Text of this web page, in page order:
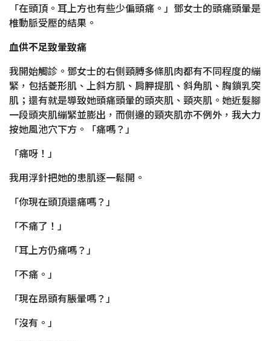
「在頭頂。耳上方也有些少偏頭痛。」鄧女士的頭痛頭暈是
椎動脈受壓的結果。
血供不足致暈致痛
我開始觸診。鄧女士的右側頸膊多條肌肉都有不同程度的繃
緊，包括菱形肌、上斜方肌、肩胛提肌、斜角肌、胸鎖乳突
肌；還有就是導致她頭痛頭暈的頭夾肌、頸夾肌。她近髮腳
一段頭夾肌繃緊並膨出，而側邊的頸夾肌亦不例外，我大力
按她風池穴下方。「痛嗎？」
「痛呀！」
我用浮針把她的患肌逐一鬆開。
「你現在頭頂還痛嗎？」
「不痛了！」
「耳上方仍痛嗎？」
「不痛。」
「現在昂頭有脹暈嗎？」
「沒有。」